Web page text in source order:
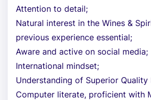
Attention to detail;
Natural interest in the Wines &
previous experience essential;
Aware and active on social media;
International mindset;
Understanding of Superior Quality
Computer literate, proficient with